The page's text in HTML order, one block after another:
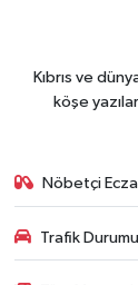
Kıbrıs ve
köşe
Nöbetçi
Trafik Durumu